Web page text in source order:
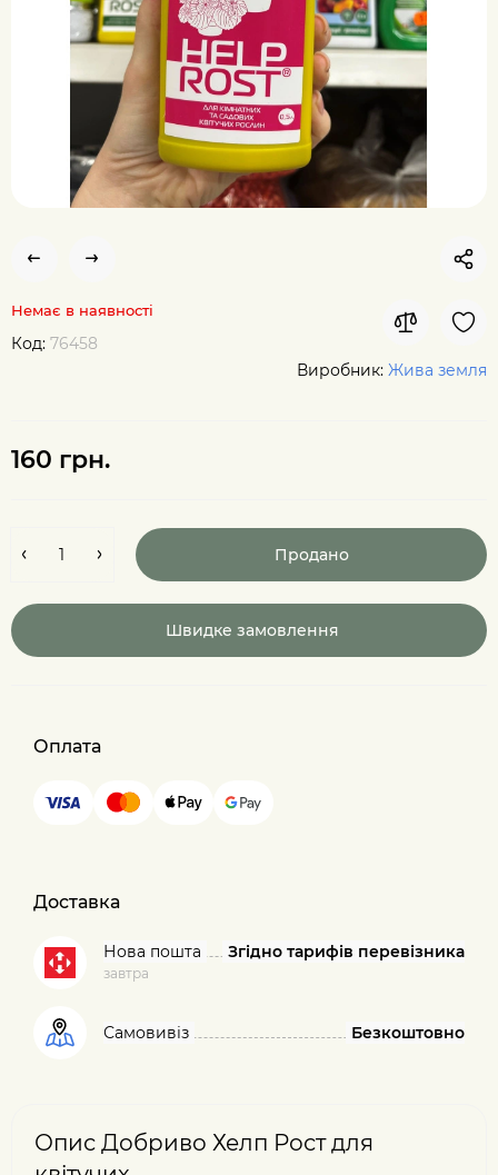
Немає в наявності
Код: 76458
Виробник: Жива земля
160 грн.
Продано
Швидке замовлення
Оплата
Доставка
Нова пошта
завтра
Згідно тарифів перевізника
Самовивіз Безкоштовно
Опис Добриво Хелп Рост для